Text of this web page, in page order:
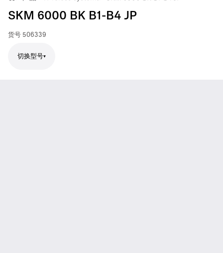
SKM 6000 BK B1-B4 JP
货号 506339
切换型号